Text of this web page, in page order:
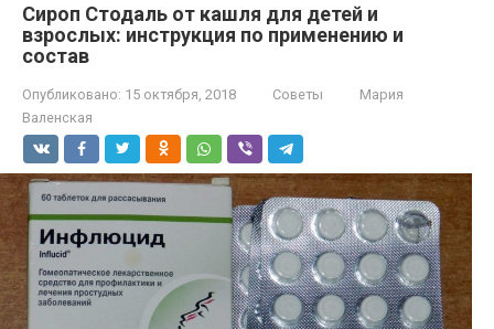
Сироп Стодаль от кашля для детей и
взрослых: инструкция по применению и
состав
Опубликовано: 15 октября, 2018 Советы
Мария
Валенская